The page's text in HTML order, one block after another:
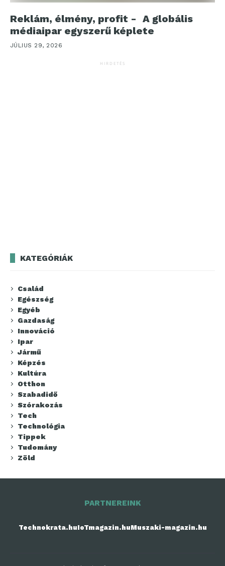
Reklám, élmény, profit - A globális
médiaipar egyszerű képlete
JÚLIUS 29, 2026
HIRDETÉS
KATEGÓRIÁK
Család
Egészség
Egyéb
Gazdaság
Innováció
Ipar
Jármű
Képzés
Kultúra
Otthon
Szabadidő
Szórakozás
Tech
Technológia
Tippek
Tudomány
Zöld
PARTNEREINK
Technokrata.huIoTmagazin.huMuszaki-magazin.hu